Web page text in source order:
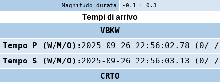
Magnitudo durata
-0.1 ± 0.3
Tempi di arrivo
VBKW
Tempo P (W/M/O): 2025-09-26 22:56:02.78 (0/
Tempo S (W/M/O): 2025-09-26 22:56:03.13 (0/
CRTO